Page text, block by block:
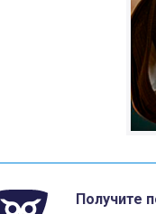
Получите